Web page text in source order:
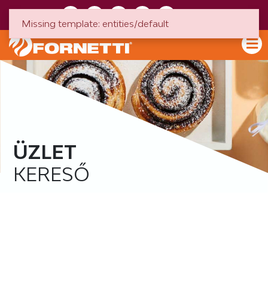
ÜZLET
KERESŐ
Missing template: entities/default